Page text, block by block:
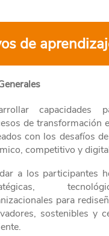
de
capacidades
de transformación
con los desafíos
competitivo y
a los participantes
para
sostenibles y